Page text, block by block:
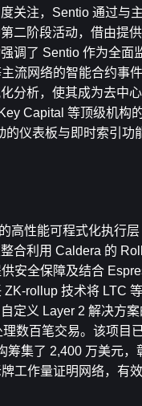
关注，Sentio 通过与
二阶段活动，借由提
调了 Sentio 作为全面
流网络的智能合约事
分析，使其成为去中
Capital 等顶级机构
仪表板与即时索引功
高性能可程式化执行
合利用 Caldera 的
安全保障及结合
rollup 技术将 LTC
定义 Layer 2 解决方
数百笔交易。该项目
筹集了 2,400 万美元
工作量证明网络，有